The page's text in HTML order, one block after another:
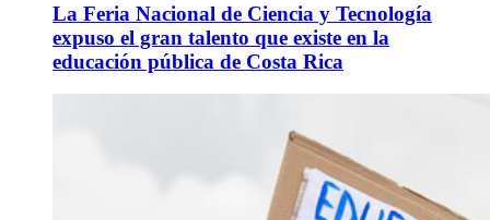
La Feria Nacional de Ciencia y Tecnología
expuso el gran talento que existe en la
educación pública de Costa Rica